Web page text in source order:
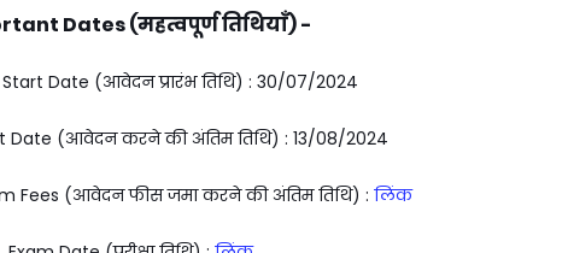
Dates (महत्वपूर्ण तिथियाँ) -
Date (आवेदन प्रारंभ तिथि) : 30/07/2024
Date (आवेदन करने की अंतिम तिथि) : 13/08/2024
Fees (आवेदन फीस जमा करने की अंतिम तिथि) : लिंक